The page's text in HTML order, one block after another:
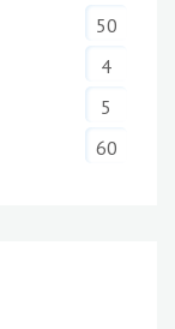
50
4
5
60